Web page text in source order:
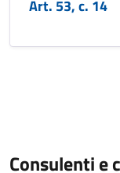
Art. 53, c. 14
Consulenti e